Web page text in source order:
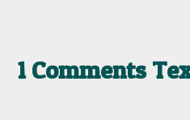
1 Comments